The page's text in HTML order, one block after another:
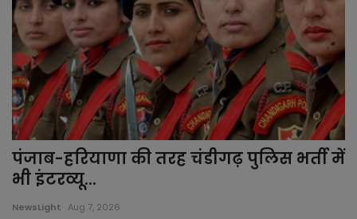
Rajsamand
Sawai Madhopur
Sikar
Sirohi
Sri Ganganagar
पंजाब-हरियाणा की तरह चंडीगढ़ पुलिस भर्ती में
भी इंटरव्यू...
NewsLight Aug 7, 2026